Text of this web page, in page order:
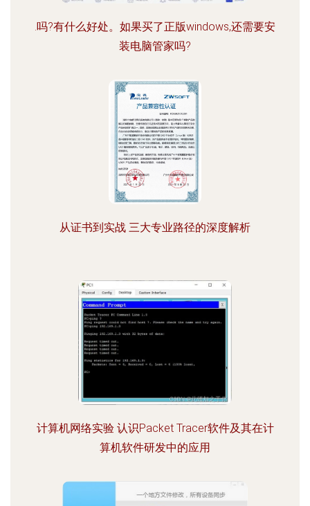
.吗?有什么好处。如果买了正版windows,还需要安
装电脑管家吗?
从证书到实战 三大专业路径的深度解析
计算机网络实验 认识Packet Tracer软件及其在计
算机软件研发中的应用